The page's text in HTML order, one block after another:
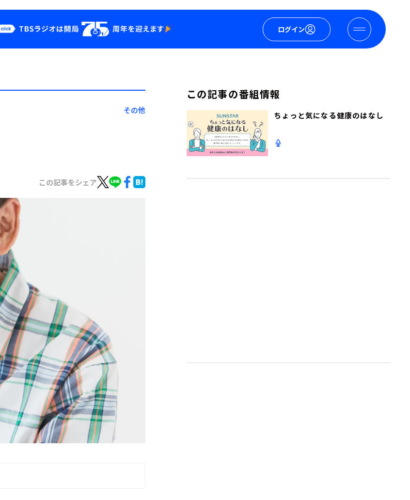
ログイン
YouTube
その他
この記事をシェア
この記事の番組情報
ちょっと気になる健康のはなし